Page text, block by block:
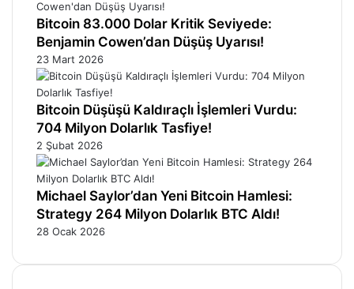
Bitcoin 83.000 Dolar Kritik Seviyede:
Benjamin Cowen’dan Düşüş Uyarısı!
23 Mart 2026
Bitcoin Düşüşü Kaldıraçlı İşlemleri Vurdu:
704 Milyon Dolarlık Tasfiye!
2 Şubat 2026
Michael Saylor’dan Yeni Bitcoin Hamlesi:
Strategy 264 Milyon Dolarlık BTC Aldı!
28 Ocak 2026